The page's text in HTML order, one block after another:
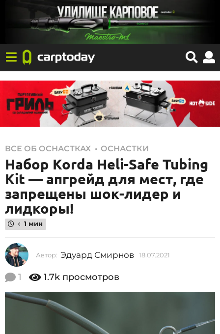
1
8
.
0
.
2
0
2
1
1
8
ВСЕ ОБ ОСНАСТКАХ ,ОСНАСТКИ
Набор Korda Heli-Safe Tubing
Kit — апгрейд для мест, где
запрещены шок-лидер и
лидкоры!
1 мин
Автор: Эдуард Смирнов 18.07.2021
7
2
1 1.7k просмотров